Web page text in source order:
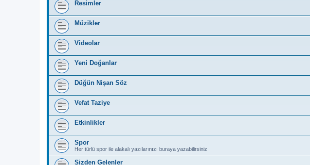
Resimler
Müzikler
Videolar
Yeni Doğanlar
Düğün Nişan Söz
Vefat Taziye
Etkinlikler
Spor
Her türlü spor ile alakalı yazılarınızı buraya yazabilirsiniz
Sizden Gelenler